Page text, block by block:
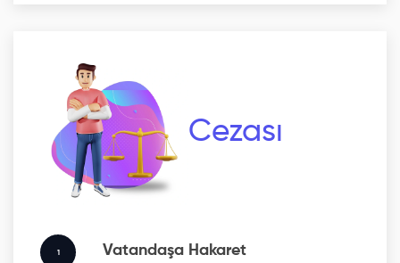
Cezası
1 Vatandaşa Hakaret